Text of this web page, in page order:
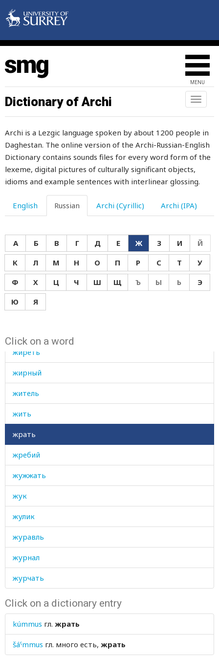
MENU
Toggle
Dictionary of Archi
Archi is a Lezgic language spoken by about 1200 people in
Daghestan. The online version of the Archi-Russian-English
Dictionary contains sounds files for every word form of the
lexeme, digital pictures of culturally significant objects,
idioms and example sentences with interlinear glossing.
English Russian Archi (Cyrillic) Archi (IPA)
А Б В Г Д Е Ж З И
Й
К
Л М Н О П Р С Т
У
Ф
Х Ц Ч Ш Щ Ъ Ы Ь
Э
Ю
Я
Click on a word
жертва
жест
жесткий
жестокий
жечь
живность
живой
животное
жидкость
жизнеописание
жизнь
жила
жиреть
жирный
житель
жить
жрать
жребий
жужжать
жук
жулик
журавль
журнал
журчать
Click on a dictionary entry
kúmmus гл. жрать
šáˤmmus гл. много есть, жрать